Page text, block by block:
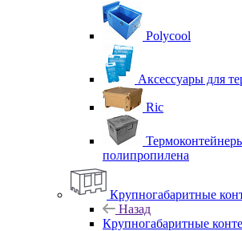
Polycool
Аксессуары для
Ric
полипропилена
Крупногабаритные
Назад
Крупногабаритные